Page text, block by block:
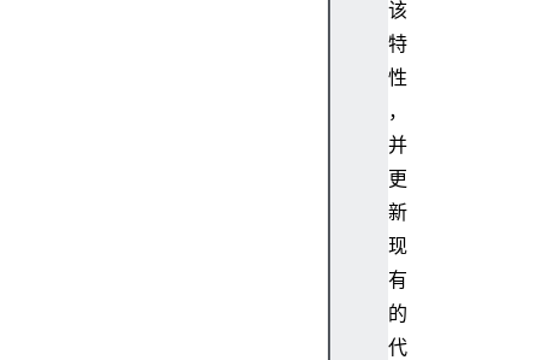
该
特
性
，
并
更
新
现
有
的
代